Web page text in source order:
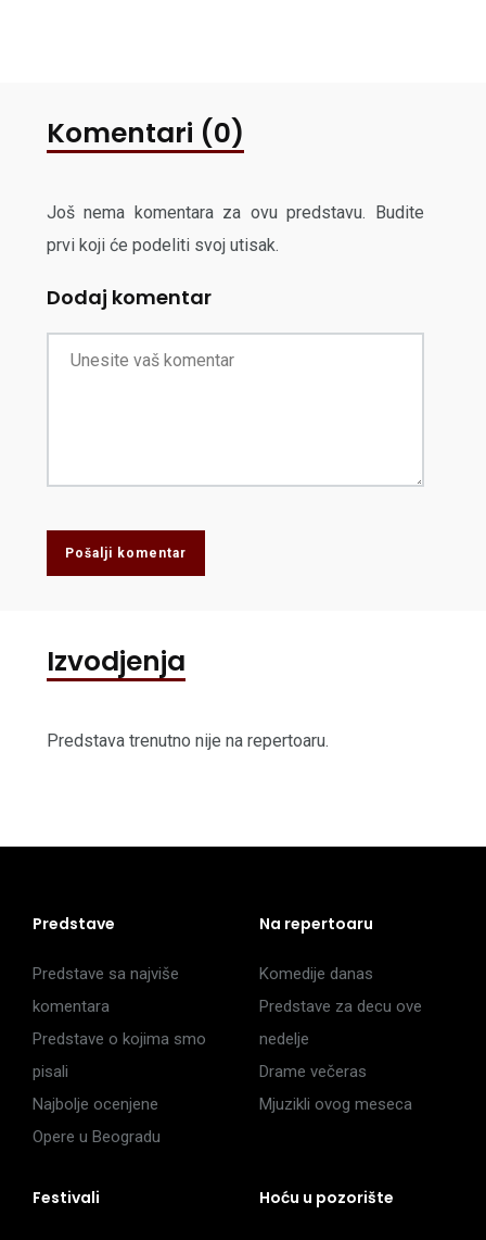
Komentari (0)
Još nema komentara za ovu predstavu. Budite
prvi koji će podeliti svoj utisak.
Dodaj komentar
Pošalji komentar
Izvodjenja
Predstava trenutno nije na repertoaru.
Predstave
Predstave sa najviše
komentara
Predstave o kojima smo
pisali
Najbolje ocenjene
Opere u Beogradu
Na repertoaru
Komedije danas
Predstave za decu ove
nedelje
Drame večeras
Mjuzikli ovog meseca
Festivali Hoću u pozorište